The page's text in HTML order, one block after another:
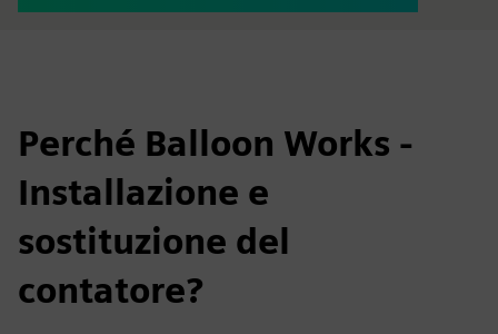
Perché Balloon Works -
Installazione e
sostituzione del
contatore?